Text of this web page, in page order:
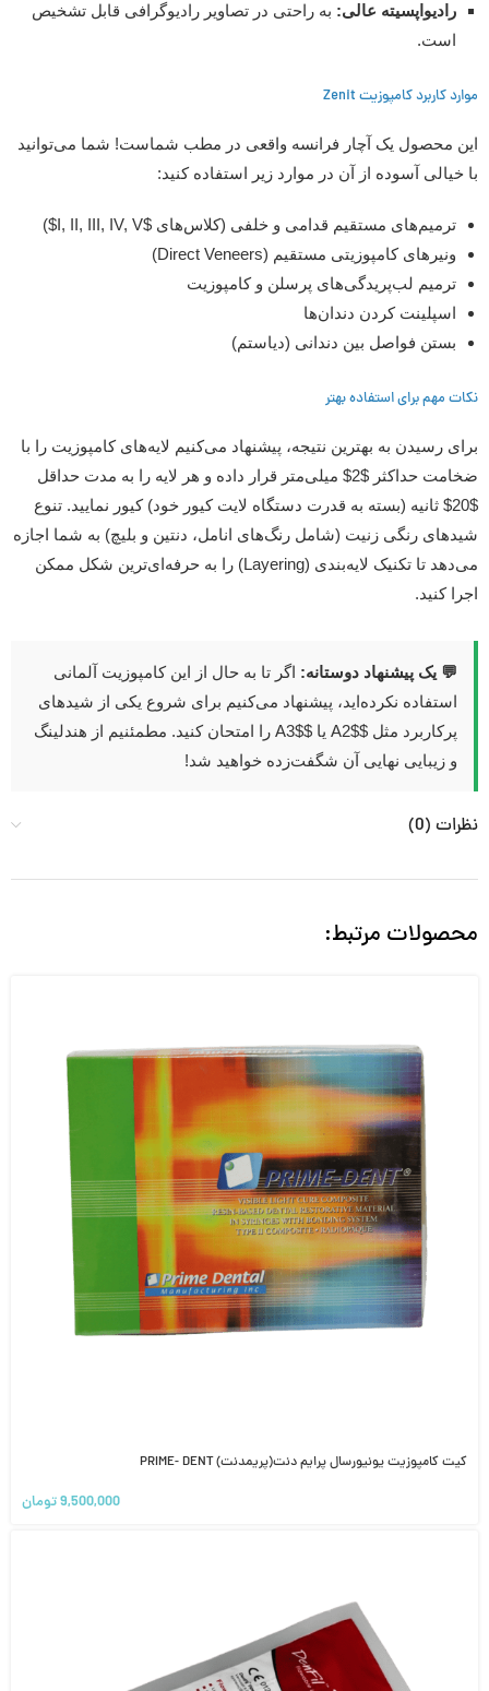
رادیواپسیته عالی: به راحتی در تصاویر رادیوگرافی قابل تشخیص
است.
موارد کاربرد کامپوزیت Zenit
این محصول یک آچار فرانسه واقعی در مطب شماست! شما می‌توانید
با خیالی آسوده از آن در موارد زیر استفاده کنید:
ترمیم‌های مستقیم قدامی و خلفی (کلاس‌های $I, II, III, IV, V$)
ونیرهای کامپوزیتی مستقیم (Direct Veneers)
ترمیم لب‌پريدگی‌های پرسلن و کامپوزیت
اسپلینت کردن دندان‌ها
بستن فواصل بین دندانی (دیاستم)
نکات مهم برای استفاده بهتر
برای رسیدن به بهترین نتیجه، پیشنهاد می‌کنیم لایه‌های کامپوزیت را با
ضخامت حداکثر $2$ میلی‌متر قرار داده و هر لایه را به مدت حداقل
$20$ ثانیه (بسته به قدرت دستگاه لایت کیور خود) کیور نمایید. تنوع
شیدهای رنگی زنیت (شامل رنگ‌های انامل، دنتین و بلیچ) به شما اجازه
می‌دهد تا تکنیک لایه‌بندی (Layering) را به حرفه‌ای‌ترین شکل ممکن
اجرا کنید.
💬 یک پیشنهاد دوستانه: اگر تا به حال از این کامپوزیت آلمانی
استفاده نکرده‌اید، پیشنهاد می‌کنیم برای شروع یکی از شیدهای
پرکاربرد مثل $A2$ یا $A3$ را امتحان کنید. مطمئنیم از هندلینگ
و زیبایی نهایی آن شگفت‌زده خواهید شد!
نظرات (0)
محصولات مرتبط:
کیت کامپوزیت یونیورسال پرایم دنت(پریمدنت) PRIME- DENT
9,500,000تومان